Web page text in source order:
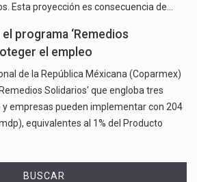
Esta proyección es consecuencia de…
programa ‘Remedios
el empleo
de la República Méxicana (Coparmex)
Solidarios' que engloba tres
empresas pueden implementar con 204
equivalentes al 1% del Producto
BUSCAR